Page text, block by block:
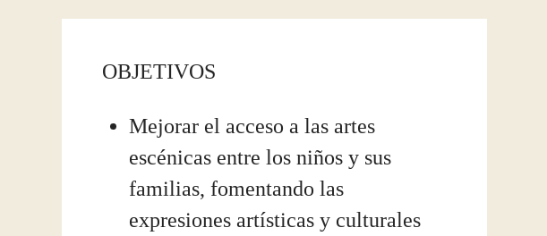
OBJETIVOS
Mejorar el acceso a las artes
escénicas entre los niños y sus
familias, fomentando las
expresiones artísticas y culturales